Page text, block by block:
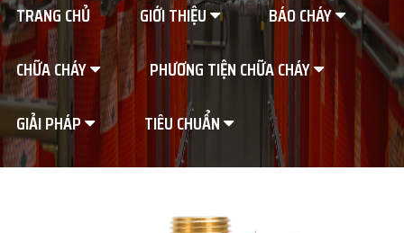
TRANG CHỦ GIỚI THIỆU
BÁO CHÁY
CHỮA CHÁY
PHƯƠNG TIỆN CHỮA CHÁY
GIẢI PHÁP
TIÊU CHUẨN